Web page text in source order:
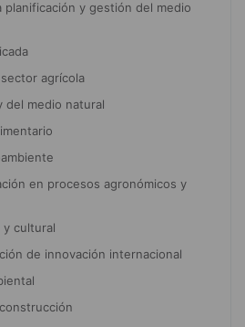
planificación y gestión del medio
agrícola
del medio natural
en procesos agronómicos y
y cultural
de innovación internacional